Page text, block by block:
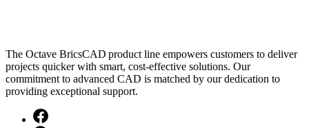
The Octave BricsCAD product line empowers customers to deliver
projects quicker with smart, cost-effective solutions. Our
commitment to advanced CAD is matched by our dedication to
providing exceptional support.